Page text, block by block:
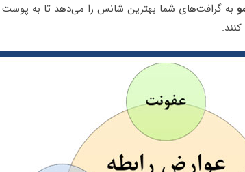
به گرافت‌های شما بهترین شانس را می‌دهد تا به پوست